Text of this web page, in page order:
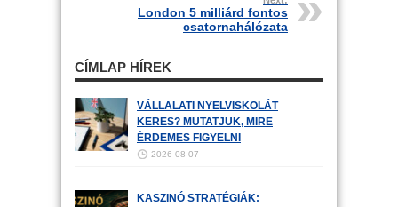
London 5 milliárd fontos
csatornahálózata
CÍMLAP HÍREK
VÁLLALATI NYELVISKOLÁT
KERES? MUTATJUK, MIRE
ÉRDEMES FIGYELNI
2026-08-07
KASZINÓ STRATÉGIÁK: